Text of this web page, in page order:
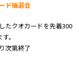
ド抽選会
たクオカードを先着300
。
次第終了